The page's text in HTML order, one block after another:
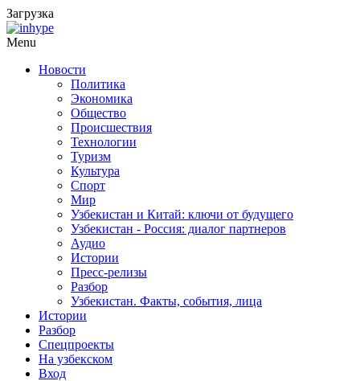
Загрузка
Menu
Новости
Политика
Экономика
Общество
Происшествия
Технологии
Туризм
Культура
Спорт
Мир
Узбекистан и Китай: ключи от будущего
Узбекистан - Россия: диалог партнеров
Аудио
Истории
Пресс-релизы
Разбор
Узбекистан. Факты, события, лица
Истории
Разбор
Спецпроекты
На узбекском
Вход